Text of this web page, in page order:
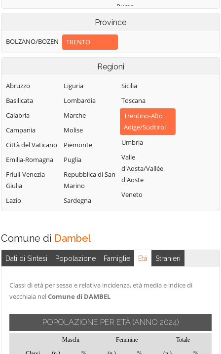
Baselga di Pinè
Besenello
Bieno
Bocenago
Bondone
Borgo Chiese
Borgo d'Anaunia
Borgo Lares
Borgo Valsugana
Brentonico
Bresimo
Caderzone
Terme
Lago
Caldes
Caldonazzo
Calliano
Campitello di
Campodenno
Garniga Terme
Giustino
Grigno
Isera
Lavarone
Lavis
Ledro
Levico Terme
Livo
Lona-Lases
Luserna
Madruzzo
Mezzana
Mezzocorona
Moena
Molveno
Rumo
Sagron Mis
Samone
San Giovanni di
Fassa-Sèn Jan
Dorsino
San Michele
all'Adige
Sant'Orsola
Terme
Sanzeno
Sarnonico
Scurelle
Segonzano
Sella Giudicarie
Sover
Spormaggiore
Stenico
Storo
Province
BOLZANO/BOZEN TRENTO
Regioni
Abruzzo
Basilicata
Calabria
Campania
Città del Vaticano
Emilia-Romagna
Friuli-Venezia
Giulia
Lazio
Liguria
Lombardia
Marche
Molise
Piemonte
Puglia
Repubblica di San
Marino
Sardegna
Sicilia
Toscana
Trentino-Alto
Adige/Südtirol
Umbria
Valle
d'Aosta/Vallée
d'Aoste
Veneto
Comune di Dambel
Dati di Sintesi Popolazione Famiglie Età Stranieri
Classi di età per sesso e relativa incidenza, età media e indice di
vecchiaia nelComune di DAMBEL
POPOLAZIONE PER ETÀ (ANNO 2024)
Maschi Femmine
Totale